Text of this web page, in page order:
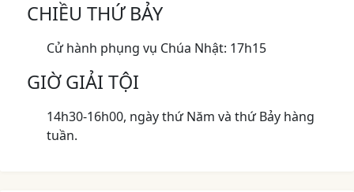
CHIỀU THỨ BẢY
Cử hành phụng vụ Chúa Nhật: 17h15
GIỜ GIẢI TỘI
14h30-16h00, ngày thứ Năm và thứ Bảy hàng
tuần.